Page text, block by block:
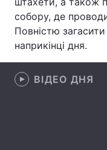
Лонгріди
Відео з Youtube
Інтерв'ю
собору, де
Повністю
наприкінці дня.
ВІДЕО ДНЯ